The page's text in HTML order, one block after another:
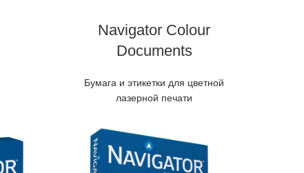
Navigator Colour
Documents
Бумага и этикетки для цветной
лазерной печати